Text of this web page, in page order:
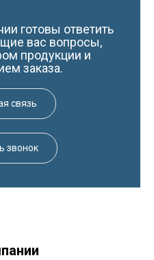
готовы ответить
вас вопросы,
продукции и
заказа.
связь
звонок